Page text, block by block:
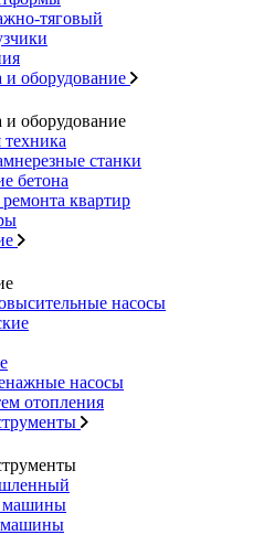
тяговый
и оборудование
и оборудование
станки
бетона
квартир
насосы
насосы
отопления
машины